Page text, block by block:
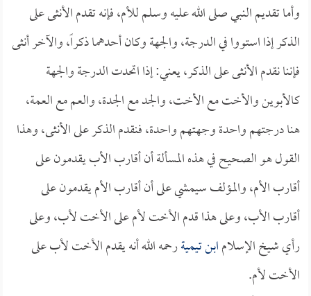
وأما تقديم النبي صلى الله عليه وسلم للأم، فإنه تقدم الأنثى على
الذكر إذا استووا في الدرجة، والجهة وكان أحدهما ذكراً، والآخر أنثى
فإننا نقدم الأنثى على الذكر، يعني: إذا اتحدت الدرجة والجهة
كالأبوين والأخت مع الأخت، والجد مع الجدة، والعم مع العمة،
هنا درجتهم واحدة وجهتهم واحدة، فنقدم الذكر على الأنثى، وهذا
القول هو الصحيح في هذه المسألة أن أقارب الأب يقدمون على
أقارب الأم، والمؤلف سيمشي على أن أقارب الأم يقدمون على
أقارب الأب، وعلى هذا قدم الأخت لأم على الأخت لأب، وعلى
رأي شيخ الإسلامابن تيميةرحمه الله أنه يقدم الأخت لأب على
الأخت لأم.